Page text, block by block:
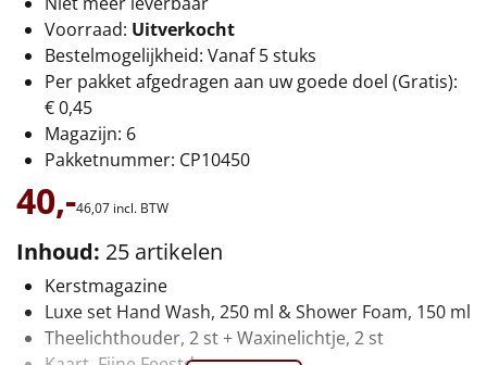
Thema
Origineel
Rituals
Luxe
Mannen
Vrouwen
Duurzaam
Voorraad: Uitverkocht
Bestelmogelijkheid: Vanaf 5 stuks
Per pakket afgedragen aan uw goede doel (Gratis):
€ 0,45
Magazijn: 6
Pakketnummer: CP10450
40,-46,07 incl. BTW
Inhoud: 25 artikelen
Kerstmagazine
Luxe set Hand Wash, 250 ml & Shower Foam, 150 ml
Theelichthouder, 2 st + Waxinelichtje, 2 st